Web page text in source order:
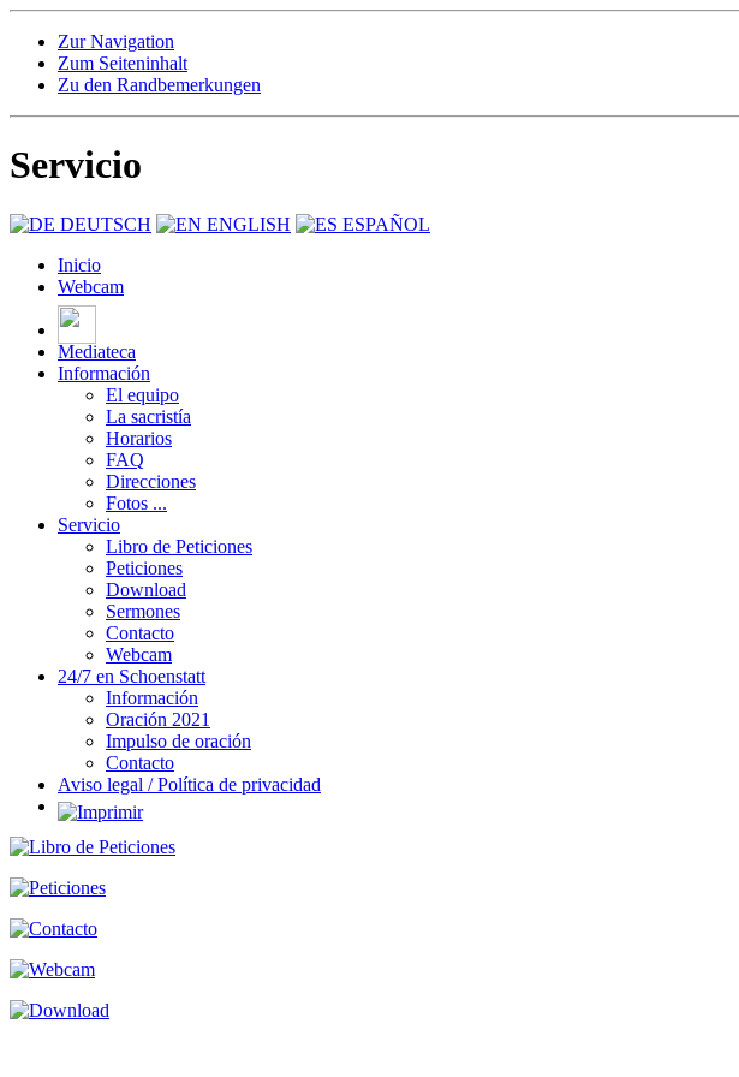
Zur Navigation
Zum Seiteninhalt
Zu den Randbemerkungen
Servicio
DEUTSCH ENGLISH
ESPAÑOL
Inicio
Webcam
Mediateca
Información
El equipo
La sacristía
Horarios
FAQ
Direcciones
Fotos ...
Servicio
Libro de Peticiones
Peticiones
Download
Sermones
Contacto
Webcam
24/7 en Schoenstatt
Información
Oración 2021
Impulso de oración
Contacto
Aviso legal / Política de privacidad